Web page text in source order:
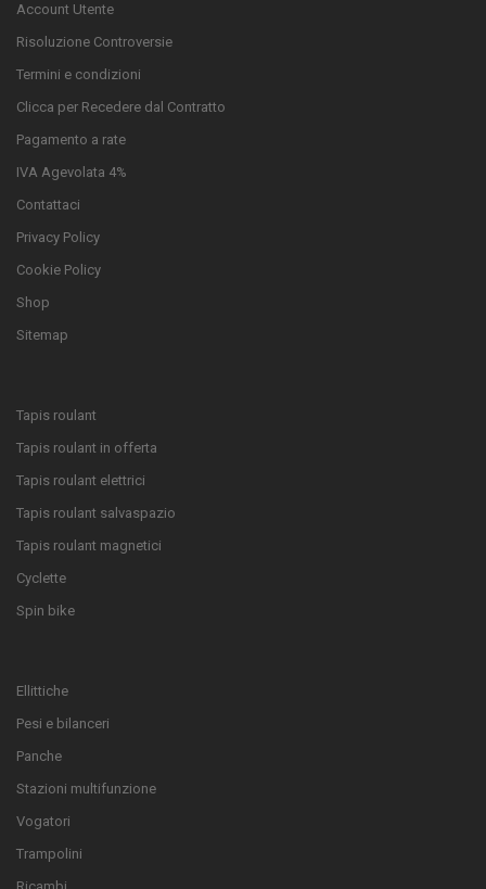
Account Utente
Risoluzione Controversie
Termini e condizioni
Clicca per Recedere dal Contratto
Pagamento a rate
IVA Agevolata 4%
Contattaci
Privacy Policy
Cookie Policy
Shop
Sitemap
Tapis roulant
Tapis roulant in offerta
Tapis roulant elettrici
Tapis roulant salvaspazio
Tapis roulant magnetici
Cyclette
Spin bike
Ellittiche
Pesi e bilanceri
Panche
Stazioni multifunzione
Vogatori
Trampolini